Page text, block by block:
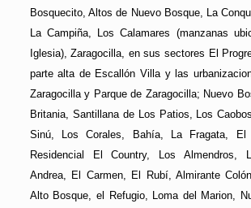
Bosquecito, Altos de Nuevo Bosque, La
La Campiña, Los Calamares (manzanas
Iglesia), Zaragocilla, en sus sectores El
parte alta de Escallón Villa y las
Zaragocilla y Parque de Zaragocilla; Nuevo
Britania, Santillana de Los Patios, Los
Sinú, Los Corales, Bahía, La Fragata, El
Residencial El Country, Los Almendros,
Andrea, El Carmen, El Rubí, Almirante
Alto Bosque, el Refugio, Loma del Marion,